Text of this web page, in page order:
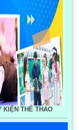
KIỆN THỂ THAO